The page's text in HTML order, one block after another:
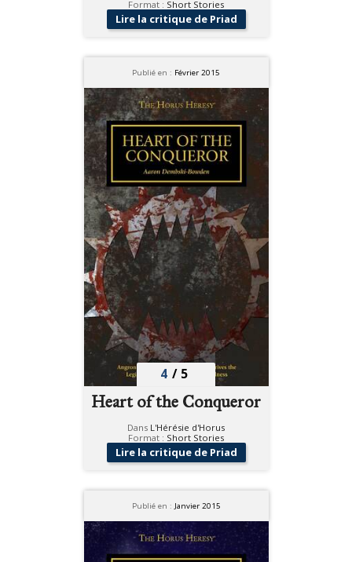
Format : Short Stories
Lire la critique de Priad
Publié en : Février 2015
4 / 5
Heart of the Conqueror
Dans L'Hérésie d'Horus
Format : Short Stories
Lire la critique de Priad
Publié en : Janvier 2015